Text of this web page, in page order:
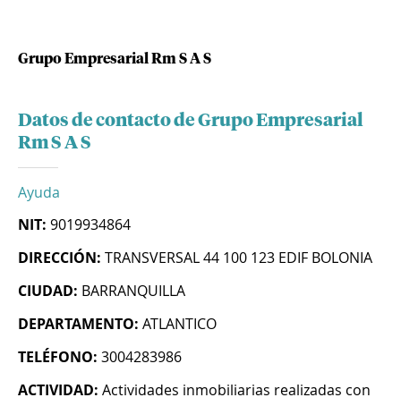
Grupo Empresarial Rm S A S
Datos de contacto de Grupo Empresarial
Rm S A S
Ayuda
NIT: 9019934864
DIRECCIÓN: TRANSVERSAL 44 100 123 EDIF BOLONIA
CIUDAD: BARRANQUILLA
DEPARTAMENTO: ATLANTICO
TELÉFONO: 3004283986
ACTIVIDAD: Actividades inmobiliarias realizadas con